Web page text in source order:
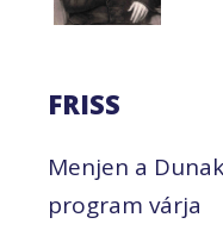
FRISS
Menjen a
program várja